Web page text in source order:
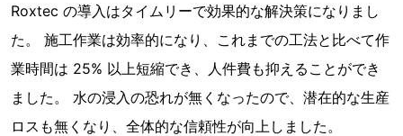
Roxtec の導入はタイムリーで効果的な解決策になりまし
た。 施工作業は効率的になり、これまでの工法と比べて作
業時間は 25% 以上短縮でき、人件費も抑えることができ
ました。 水の浸入の恐れが無くなったので、潜在的な生産
ロスも無くなり、全体的な信頼性が向上しました。